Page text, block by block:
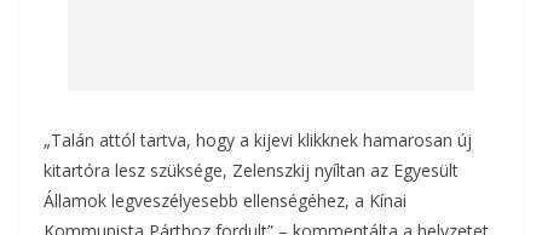
„Talán attól tartva, hogy a kijevi klikknek hamarosan új
kitartóra lesz szüksége, Zelenszkij nyíltan az Egyesült
Államok legveszélyesebb ellenségéhez, a Kínai